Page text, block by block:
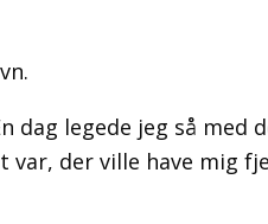
dag legede jeg så
der ville have mig